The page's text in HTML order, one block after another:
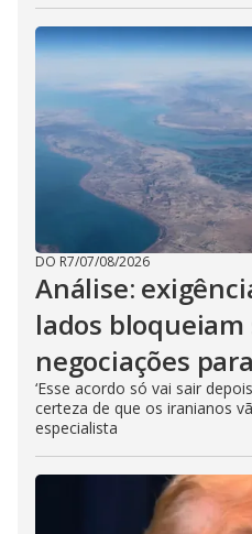
DO R7/07/08/2026
Análise:
lados bloqueiam
negociações
‘Esse acordo só vai sair
certeza de que os iranianos
especialista